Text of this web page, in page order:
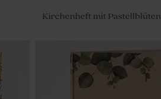
Kirchenheft mit Pastellblüten